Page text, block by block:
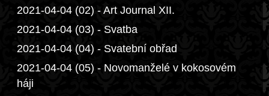
2021-04-04 (02) - Art Journal XII.
2021-04-04 (03) - Svatba
2021-04-04 (04) - Svatební obřad
2021-04-04 (05) - Novomanželé v kokosovém
háji